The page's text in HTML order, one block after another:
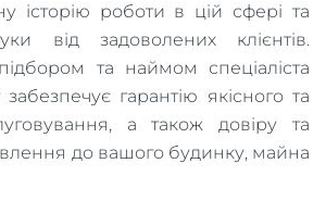
історію роботи в цій сфері та
від задоволених клієнтів.
та наймом спеціаліста
гарантію якісного та
а також довіру та
до вашого будинку, майна